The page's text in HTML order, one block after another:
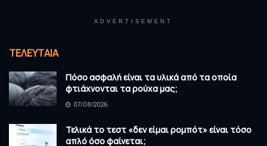
ADVERTISEMENT
ΤΕΛΕΥΤΑΊΑ
Πόσο ασφαλή είναι τα υλικά από τα οποία
φτιάχνονται τα ρούχα μας;
07/08/2026
Τελικά το τεστ «δεν είμαι ρομπότ» είναι τόσο
απλό όσο φαίνεται;